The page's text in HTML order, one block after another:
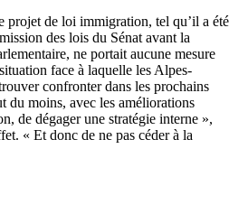
projet de loi immigration, tel qu’il a été
des lois du Sénat avant la
ne portait aucune mesure
face à laquelle les Alpes-
confronter dans les prochains
du moins, avec les améliorations
de dégager une stratégie interne »,
« Et donc de ne pas céder à la